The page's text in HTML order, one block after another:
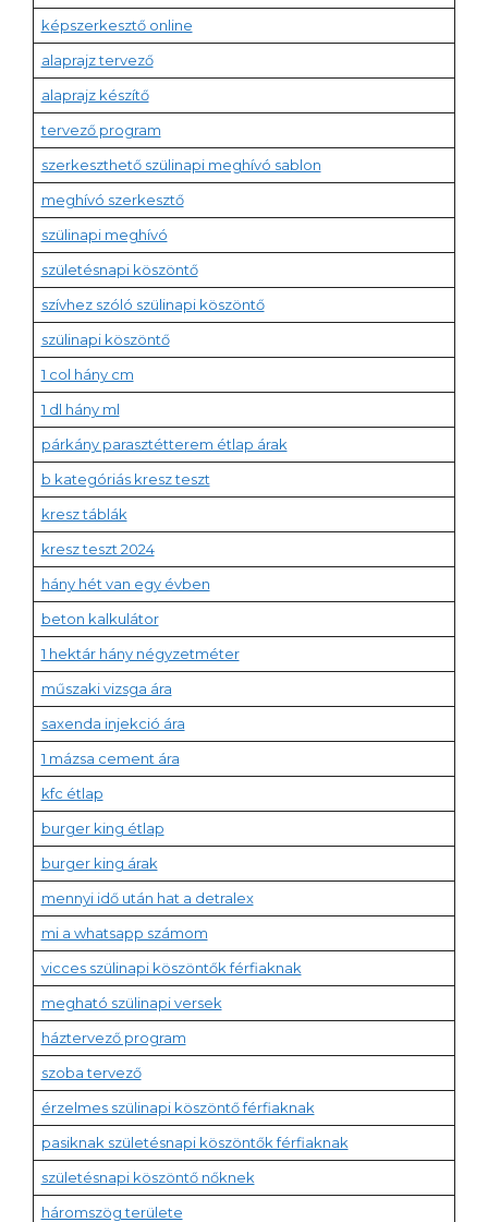
képszerkesztő online
alaprajz tervező
alaprajz készítő
tervező program
szerkeszthető szülinapi meghívó sablon
meghívó szerkesztő
szülinapi meghívó
születésnapi köszöntő
szívhez szóló szülinapi köszöntő
szülinapi köszöntő
1 col hány cm
1 dl hány ml
párkány parasztétterem étlap árak
b kategóriás kresz teszt
kresz táblák
kresz teszt 2024
hány hét van egy évben
beton kalkulátor
1 hektár hány négyzetméter
műszaki vizsga ára
saxenda injekció ára
1 mázsa cement ára
kfc étlap
burger king étlap
burger king árak
mennyi idő után hat a detralex
mi a whatsapp számom
vicces szülinapi köszöntők férfiaknak
megható szülinapi versek
háztervező program
szoba tervező
érzelmes szülinapi köszöntő férfiaknak
pasiknak születésnapi köszöntők férfiaknak
születésnapi köszöntő nőknek
háromszög területe